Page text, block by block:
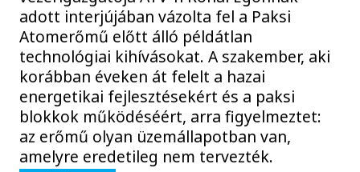
adott interjújában vázolta fel a Paksi
Atomerőmű előtt álló példátlan
technológiai kihívásokat. A szakember, aki
korábban éveken át felelt a hazai
energetikai fejlesztésekért és a paksi
blokkok működéséért, arra figyelmeztet:
az erőmű olyan üzemállapotban van,
amelyre eredetileg nem tervezték.